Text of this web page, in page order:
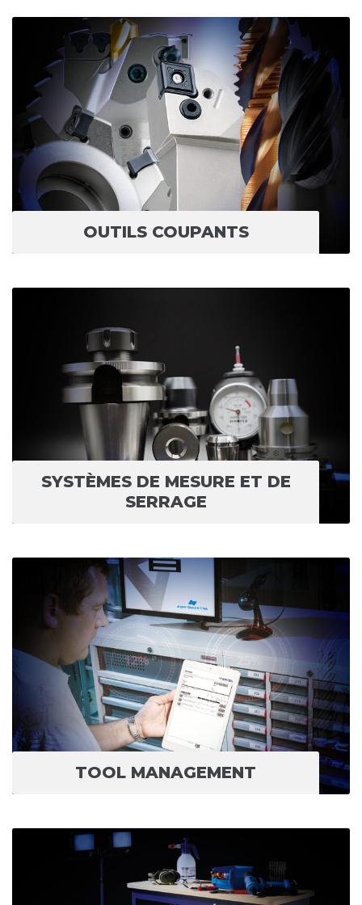
OUTILS COUPANTS
SYSTÈMES DE MESURE ET DE
SERRAGE
TOOL MANAGEMENT